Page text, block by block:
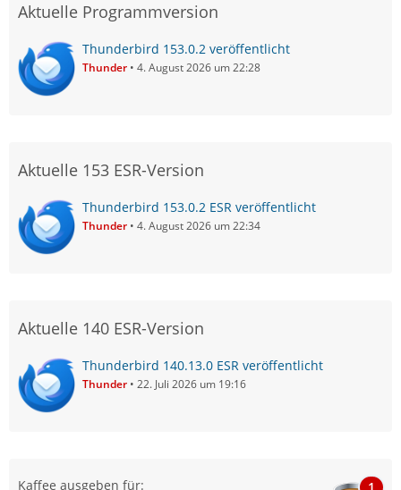
Aktuelle Programmversion
Thunderbird 153.0.2 veröffentlicht
Thunder 4. August 2026 um 22:28
Aktuelle 153 ESR-Version
Thunderbird 153.0.2 ESR veröffentlicht
Thunder 4. August 2026 um 22:34
Aktuelle 140 ESR-Version
Thunderbird 140.13.0 ESR veröffentlicht
Thunder 22. Juli 2026 um 19:16
Kaffee ausgeben für: